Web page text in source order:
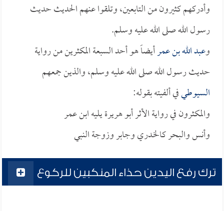
وأدركهم كثيرون من التابعين، وتلقوا عنهم الحديث حديث
رسول الله صلى الله عليه وسلم.
وعبد الله بن عمرأيضاً هو أحد السبعة المكثرين من رواية
حديث رسول الله صلى الله عليه وسلم، والذين جمعهم
السيوطيفي ألفيته بقوله:
والمكثرون في رواية الأثر أبو هريرة يليه ابن عمر
وأنس والبحر كالخـدري وجابر وزوجة النبي
ترك رفع اليدين حذاء المنكبين للركوع